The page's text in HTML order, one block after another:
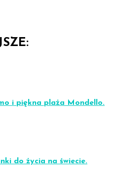
i piękna plaża Mondello.
do życia na świecie.